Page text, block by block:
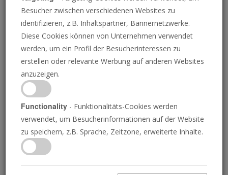
GARY DORNING/DIE POSAUNE
Beobachten Sie diesen
Mann ganz genau
Ein zerstörerischer Weltführer wird durch
einen anderen ersetzt.
GERALD FLURRY • 29.02.2024
Besucher zwischen verschiedenen Websites zu
identifizieren, z.B. Inhaltspartner, Bannernetzwerke.
Diese Cookies können von Unternehmen verwendet
werden, um ein Profil der Besucherinteressen zu
erstellen oder relevante Werbung auf anderen Websites
anzuzeigen.
Functionality - Funktionalitäts-Cookies werden
verwendet, um Besucherinformationen auf der Website
zu speichern, z.B. Sprache, Zeitzone, erweiterte Inhalte.